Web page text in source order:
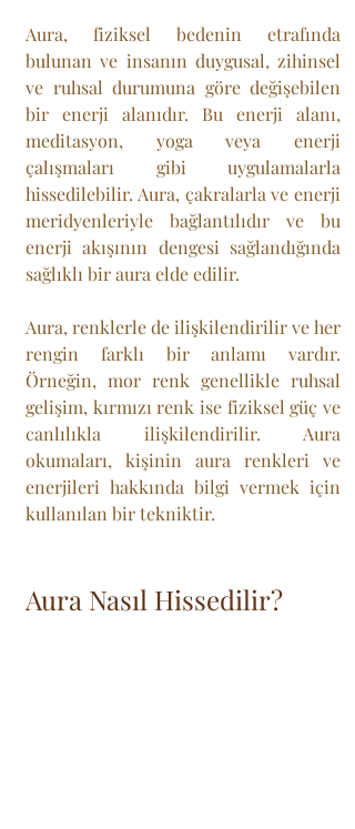
Aura, fiziksel bedenin etrafında
bulunan ve insanın duygusal, zihinsel
ve ruhsal durumuna göre değişebilen
bir enerji alanıdır. Bu enerji alanı,
meditasyon, yoga veya enerji
çalışmaları gibi uygulamalarla
hissedilebilir. Aura, çakralarla ve enerji
meridyenleriyle bağlantılıdır ve bu
enerji akışının dengesi sağlandığında
sağlıklı bir aura elde edilir.
Aura, renklerle de ilişkilendirilir ve her
rengin farklı bir anlamı vardır.
Örneğin, mor renk genellikle ruhsal
gelişim, kırmızı renk ise fiziksel güç ve
canlılıkla ilişkilendirilir. Aura
okumaları, kişinin aura renkleri ve
enerjileri hakkında bilgi vermek için
kullanılan bir tekniktir.
Aura Nasıl Hissedilir?